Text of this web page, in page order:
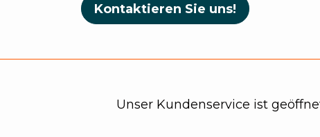
Kontaktieren Sie uns!
Unser Kundenservice ist